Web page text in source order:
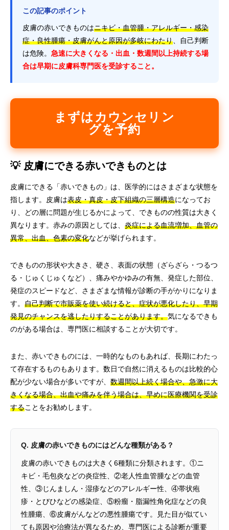
この記事のポイント
皮膚の赤いできものはニキビ・血管腫・アレルギー・感染
症・良性腫瘍・皮膚がんと原因が多岐にわたり 、自己判断
は危険。 急速に大きくなる・出血・数週間以上持続する場
合は早期に皮膚科専門医を受診すること。
まずはカウンセリン
グを予約
💡 皮膚にできる赤いできものとは
皮膚にできる「赤いできもの」は、医学的にはさまざまな状態を
指します。皮膚は表皮・真皮・皮下組織の三層構造になってお
り、どの層に問題が生じるかによって、できものの性質は大きく
異なります。赤みの原因としては、 炎症による血流増加、血管の
異常、出血、色素の変化などが挙げられます。
できものの形状や大きさ、硬さ、表面の状態（ざらざら・つるつ
る・じゅくじゅくなど）、痛みやかゆみの有無、発症した部位、
発症のスピードなど、さまざまな情報が診断の手がかりになりま
す。 自己判断で市販薬を使い続けると、症状が悪化したり、早期
発見のチャンスを逃したりすることがあります。気になるできも
のがある場合は、専門医に相談することが大切です。
また、赤いできものには、一時的なものもあれば、長期にわたっ
て存在するものもあります。数日で自然に消えるものは比較的心
配が少ない場合が多いですが、 数週間以上続く場合や、急激に大
きくなる場合、出血や痛みを伴う場合は、早めに医療機関を受診
することをお勧めします。
Q. 皮膚の赤いできものにはどんな種類がある？
皮膚の赤いできものは大きく6種類に分類されます。①ニ
キビ・毛包炎などの炎症性、②老人性血管腫などの血管
性、③じんましん・湿疹などのアレルギー性、④帯状疱
疹・とびひなどの感染症、⑤粉瘤・脂漏性角化症などの良
性腫瘍、⑥皮膚がんなどの悪性腫瘍です。見た目が似てい
ても原因や治療法が異なるため、専門医による診断が重要